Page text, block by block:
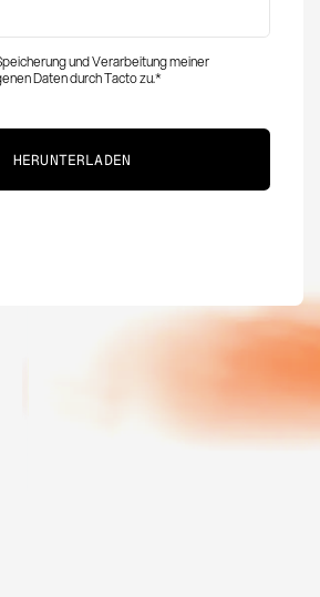
und Verarbeitung meiner
Daten durch Tacto zu.*